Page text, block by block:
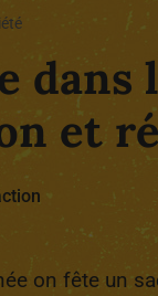
dans
et
on fête un